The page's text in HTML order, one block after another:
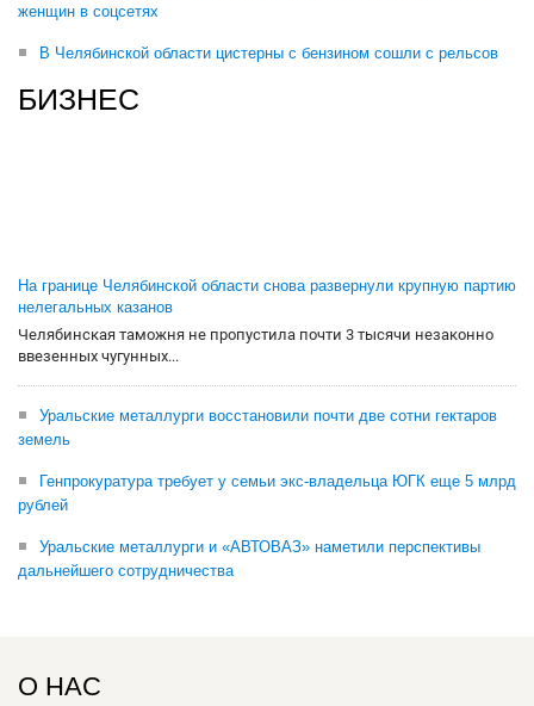
женщин в соцсетях
В Челябинской области цистерны с бензином сошли с рельсов
БИЗНЕС
На границе Челябинской области снова развернули крупную партию
нелегальных казанов
Челябинская таможня не пропустила почти 3 тысячи незаконно
ввезенных чугунных...
Уральские металлурги восстановили почти две сотни гектаров
земель
Генпрокуратура требует у семьи экс-владельца ЮГК еще 5 млрд
рублей
Уральские металлурги и «АВТОВАЗ» наметили перспективы
дальнейшего сотрудничества
О НАС